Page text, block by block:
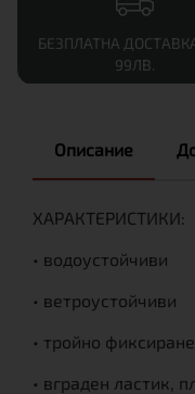
БЕЗПЛАТНА
99ЛВ.
Описание
ХАРАКТЕРИСТИКИ:
• водоустойчиви
• ветроустойчиви
• тройно
• вграден ластик,